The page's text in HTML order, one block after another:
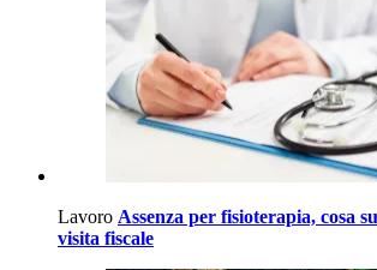
Lavoro Assenza per fisioterapia, cosa
visita fiscale